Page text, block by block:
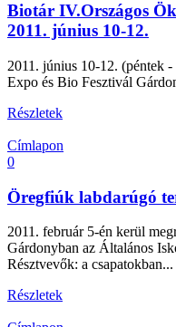
Biotár IV.Országos
2011. június 10-12.
2011. június 10-12. (péntek
Expo és Bio Fesztivál
Részletek
Címlapon
0
Öregfiúk labdarúgó
2011. február 5-én kerül
Gárdonyban az Általános
Résztvevők: a csapatokban...
Részletek